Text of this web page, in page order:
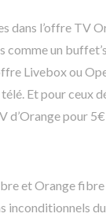
dans l’offre TV
comme un
Livebox ou
Et pour ceux
d’Orange pour
et Orange
inconditionnels